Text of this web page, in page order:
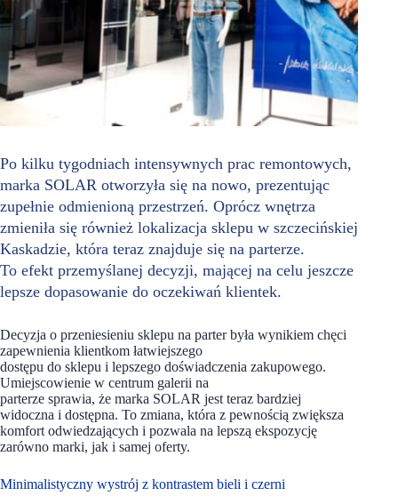
Po kilku tygodniach intensywnych prac remontowych,
marka SOLAR otworzyła się na nowo, prezentując
zupełnie odmienioną przestrzeń. Oprócz wnętrza
zmieniła się również lokalizacja sklepu w szczecińskiej
Kaskadzie, która teraz znajduje się na parterze.
To efekt przemyślanej decyzji, mającej na celu jeszcze
lepsze dopasowanie do oczekiwań klientek.
Decyzja o przeniesieniu sklepu na parter była wynikiem chęci
zapewnienia klientkom łatwiejszego
dostępu do sklepu i lepszego doświadczenia zakupowego.
Umiejscowienie w centrum galerii na
parterze sprawia, że marka SOLAR jest teraz bardziej
widoczna i dostępna. To zmiana, która z pewnością zwiększa
komfort odwiedzających i pozwala na lepszą ekspozycję
zarówno marki, jak i samej oferty.
Minimalistyczny wystrój z kontrastem bieli i czerni